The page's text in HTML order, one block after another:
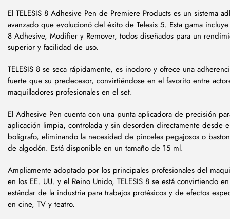
El TELESIS 8 Adhesive Pen de Premiere Products es un sistema
avanzado que evolucionó del éxito de Telesis 5. Esta gama incluye
8 Adhesive, Modifier y Remover, todos diseñados para un
superior y facilidad de uso.
TELESIS 8 se seca rápidamente, es inodoro y ofrece una
fuerte que su predecesor, convirtiéndose en el favorito entre
maquilladores profesionales en el set.
El Adhesive Pen cuenta con una punta aplicadora de precisión
aplicación limpia, controlada y sin desorden directamente desde
bolígrafo, eliminando la necesidad de pinceles pegajosos o
de algodón. Está disponible en un tamaño de 15 ml.
Ampliamente adoptado por los principales profesionales del
en los EE. UU. y el Reino Unido, TELESIS 8 se está convirtiendo
estándar de la industria para trabajos protésicos y de efectos
en cine, TV y teatro.